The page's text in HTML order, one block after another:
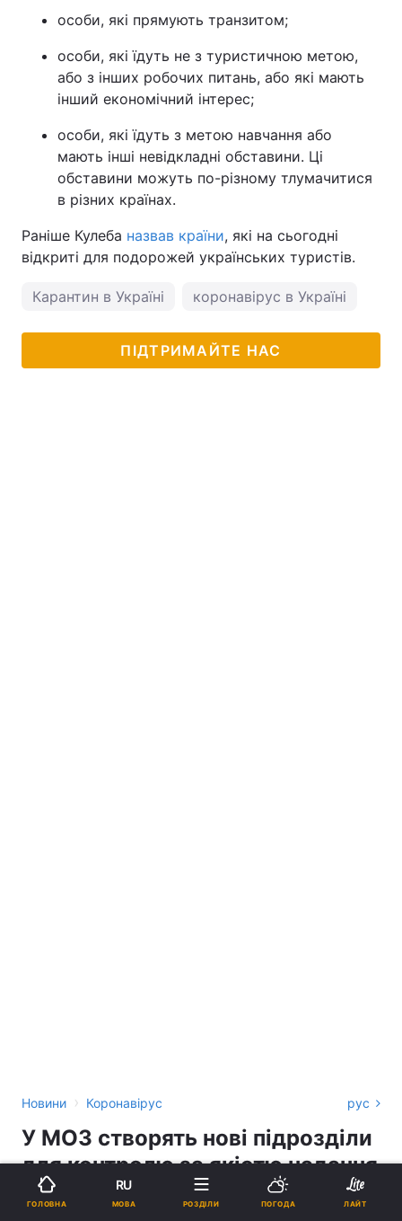
особи, які прямують транзитом;
особи, які їдуть не з туристичною метою,
або з інших робочих питань, або які мають
інший економічний інтерес;
особи, які їдуть з метою навчання або
мають інші невідкладні обставини. Ці
обставини можуть по-різному тлумачитися
в різних країнах.
Раніше Кулеба назвав країни, які на сьогодні
відкриті для подорожей українських туристів.
Карантин в Україні коронавірус в Україні
ПІДТРИМАЙТЕ НАС
Новини › Коронавірус рус
У МОЗ створять нові підрозділи
для контролю за якістю надання
медичної допомоги
ГОЛОВНА
RU
МОВА РОЗДІЛИ ПОГОДА ЛАЙТ